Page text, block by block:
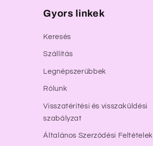
Gyors linkek
Keresés
Szállítás
Legnépszerűbbek
Rólunk
Visszatérítési és visszaküldési
szabályzat
Általános Szerződési Feltételek